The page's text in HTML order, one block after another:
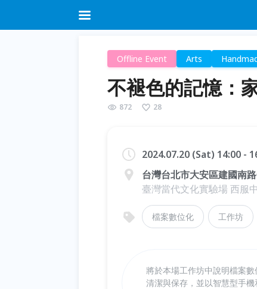
Offline Event Arts
不褪色的記憶：
872 28
2024.07.20 (Sat) 14:00 -
台灣台北市大安區建國南
臺灣當代文化實驗場 西服
檔案數位化 工作坊
將於本場工作坊中說明檔案
清潔與保存，並以智慧型手